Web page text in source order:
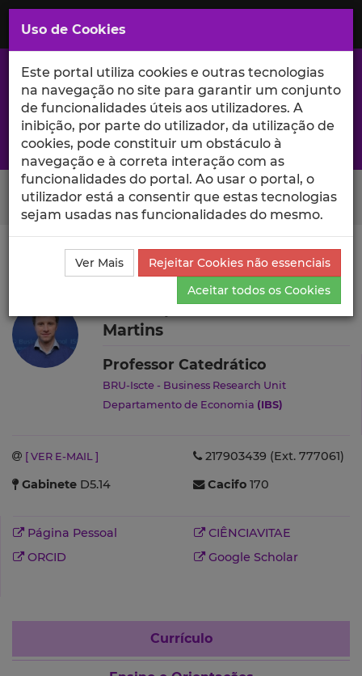
Saltar
para
Conteúdo
Principal
A excelência da investigação e ciência no Iscte
Search Button
Ciência_Iscte Autores
Luís Filipe Farias de Sousa
Currículo
Luís Filipe Farias de Sousa
Martins
Professor Catedrático
BRU-Iscte - Business Research Unit
Departamento de Economia (IBS)
[ VER E-MAIL ]
217903439 (Ext. 777061)
Gabinete D5.14 Cacifo 170
Página Pessoal
CIÊNCIAVITAE
ORCID
Google Scholar
Currículo
Uso de Cookies
Este portal utiliza cookies e outras tecnologias
na navegação no site para garantir um conjunto
de funcionalidades úteis aos utilizadores. A
inibição, por parte do utilizador, da utilização de
cookies, pode constituir um obstáculo à
navegação e à correta interação com as
funcionalidades do portal. Ao usar o portal, o
utilizador está a consentir que estas tecnologias
sejam usadas nas funcionalidades do mesmo.
Ver Mais
Rejeitar Cookies não essenciais
Aceitar todos os Cookies